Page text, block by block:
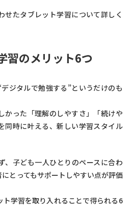
（学習目的・学年・操作性）
（専用タブレット vs 市販タブ
注意点（視力・姿勢・依存な
影響と家庭でできる対策
・個人情報保護の注意点
せたタブレット学習について詳しく
習のメリット6つ
ジタルで勉強する”というだけのも
かった「理解のしやすさ」「続けや
同時に叶える、新しい学習スタイル
、子ども一人ひとりのペースに合わ
とってもサポートしやすい点が評価
ト学習を取り入れることで得られる6